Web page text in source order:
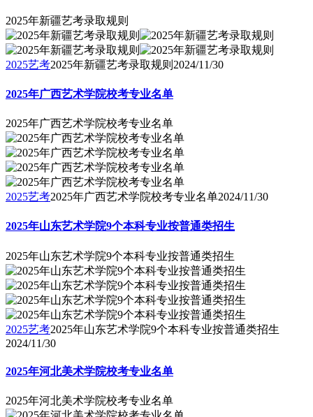
2025年新疆艺考录取规则
2025艺考2025年新疆艺考录取规则2024/11/30
2025年广西艺术学院校考专业名单
2025年广西艺术学院校考专业名单
2025艺考2025年广西艺术学院校考专业名单2024/11/30
2025年山东艺术学院9个本科专业按普通类招生
2025年山东艺术学院9个本科专业按普通类招生
2025艺考2025年山东艺术学院9个本科专业按普通类招生
2024/11/30
2025年河北美术学院校考专业名单
2025年河北美术学院校考专业名单